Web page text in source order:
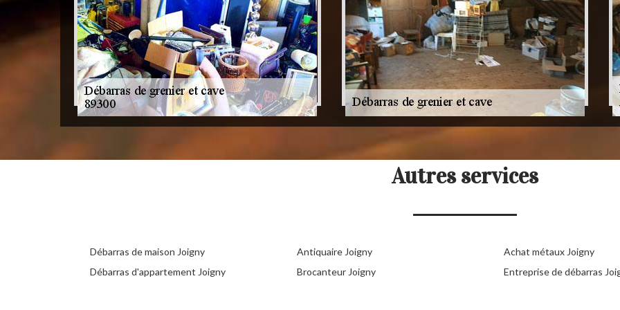
Autres services
Débarras de maison Joigny
Débarras d'appartement Joigny
Antiquaire Joigny
Brocanteur Joigny
Achat métaux Joigny
Entreprise de débarras